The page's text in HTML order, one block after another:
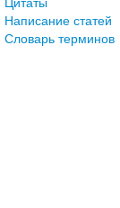
Написание статей
Словарь терминов